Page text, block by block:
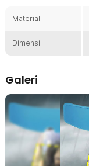
meski dalam keadaan
Fitur
Stiker film yang
pada kaca yang
saat hujan menjadi
Cocok untuk
Film anti air yang
dari berbagai merk.
Pastikan sticker
Material
Dimensi
Galeri